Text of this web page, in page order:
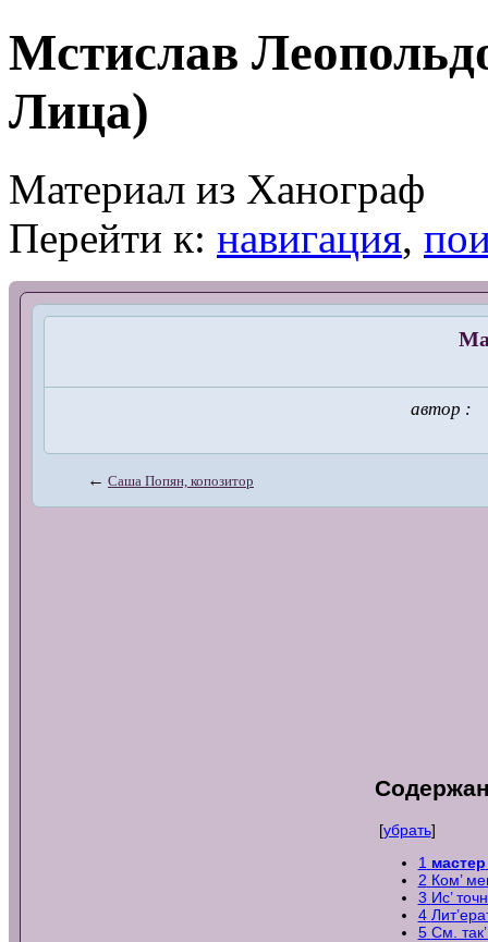
Мстислав
Лица)
Материал из Ханограф
Перейти к: навигация,
автор
← Саша Попян, копозитор
[убрать]
1 мастер
2 Ком’
3 Ис’
4
5 См.